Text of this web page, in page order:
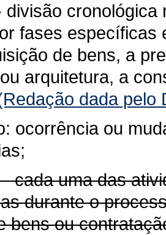
divisão
fases específicas
de bens, a
arquitetura, a
dada pelo
ocorrência ou
cada uma das
durante o
bens ou